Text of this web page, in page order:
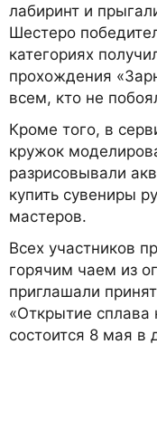
лабиринт и
Шестеро
категориях
прохождения
всем, кто не
Кроме того, в
кружок
разрисовывали
купить сувениры
мастеров.
Всех участников
горячим чаем из
приглашали
«Открытие сплава
состоится 8 мая в